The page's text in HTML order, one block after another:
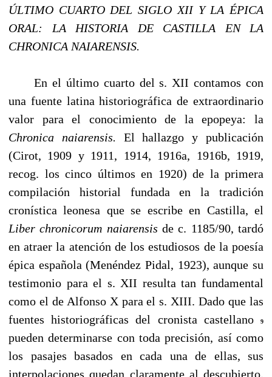
ÚLTIMO CUARTO DEL SIGLO XII Y LA ÉPICA
ORAL: LA HISTORIA DE CASTILLA EN LA
CHRONICA NAIARENSIS.
En el último cuarto del s. XII contamos con
una fuente latina historiográfica de extraordinario
valor para el conocimiento de la epopeya: la
Chronica naiarensis. El hallazgo y publicación
(Cirot, 1909 y 1911, 1914, 1916a, 1916b, 1919,
recog. los cinco últimos en 1920) de la primera
compilación historial fundada en la tradición
cronística leonesa que se escribe en Castilla, el
Liber chronicorum naiarensis de c. 1185/90, tardó
en atraer la atención de los estudiosos de la poesía
épica española (Menéndez Pidal, 1923), aunque su
testimonio para el s. XII resulta tan fundamental
como el de Alfonso X para el s. XIII. Dado que las
fuentes historiográficas del cronista castellano
9
pueden determinarse con toda precisión, así como
los pasajes basados en cada una de ellas, sus
interpolaciones quedan claramente al descubierto.